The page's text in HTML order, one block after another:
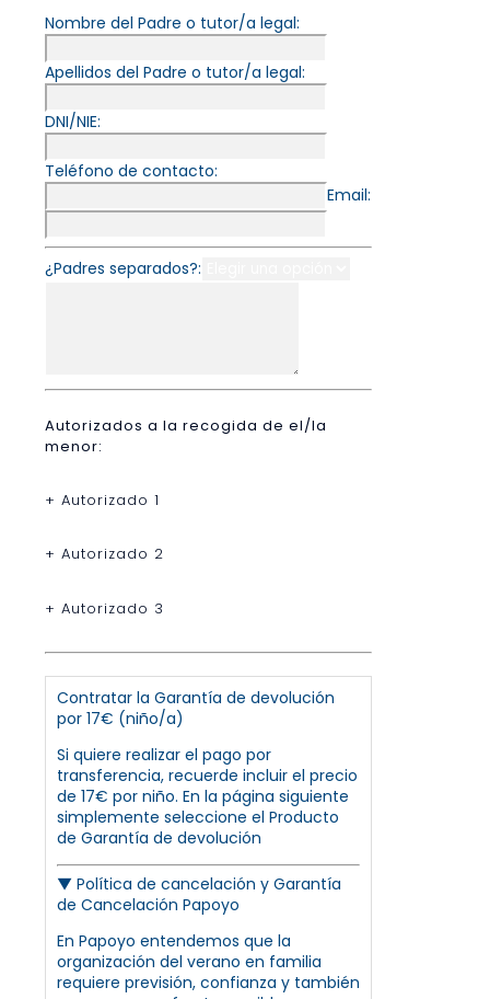
Nombre del Padre o tutor/a legal:
Apellidos del Padre o tutor/a legal:
DNI/NIE:
Teléfono de contacto:
Email:
¿Padres separados?:
Autorizados a la recogida de el/la
menor:
+ Autorizado 1
+ Autorizado 2
+ Autorizado 3
Contratar la Garantía de devolución
por 17€ (niño/a)
Si quiere realizar el pago por
transferencia, recuerde incluir el precio
de 17€ por niño. En la página siguiente
simplemente seleccione el Producto
de Garantía de devolución
▼ Política de cancelación y Garantía
de Cancelación Papoyo
En Papoyo entendemos que la
organización del verano en familia
requiere previsión, confianza y también